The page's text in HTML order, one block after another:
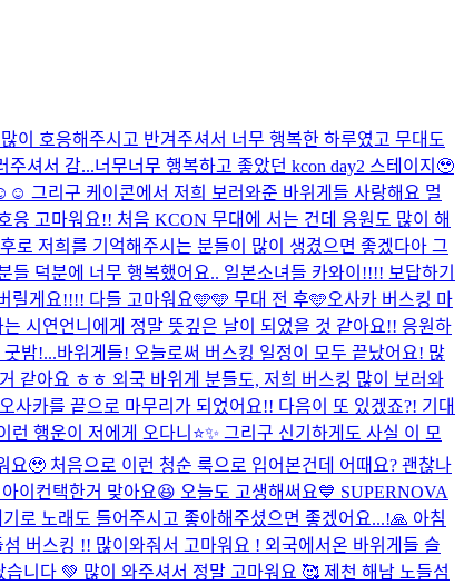
호응해주시고 반겨주셔서 너무 행복한 하루였고 무대도
주셔서 감...너무너무 행복하고 좋았던 kcon day2 스테이지🥹
그리구 케이콘에서 저희 보러와준 바위게들 사랑해요 멀
응 고마워요!! 처음 KCON 무대에 서는 건데 응원도 많이 해
저희를 기억해주시는 분들이 많이 생겼으면 좋겠다아 그
덕분에 너무 행복했어요.. 일본소녀들 카와이!!!! 보답하기
릴게요!!!! 다들 고마워요🩵🩵 무대 전 후🩵오사카 버스킹 마
시연언니에게 정말 뜻깊은 날이 되었을 것 같아요!! 응원하
밤!...바위게들! 오늘로써 버스킹 일정이 모두 끝났어요! 많
같아요 ㅎㅎ 외국 바위게 분들도, 저희 버스킹 많이 보러와
사카를 끝으로 마무리가 되었어요!! 다음이 또 있겠죠?! 기대
행운이 저에게 오다니⭐️✨ 그리구 신기하게도 사실 이 모
요🥹 처음으로 이런 청순 룩으로 입어본건데 어때요? 괜찮나
이컨택한거 맞아요😆 오늘도 고생해써요💙 SUPERNOVA
노래도 들어주시고 좋아해주셨으면 좋겠어요...!🙏 아침
버스킹 !! 많이와줘서 고마워요 ! 외국에서온 바위게들 슬
니다 💚 많이 와주셔서 정말 고마워요 🥰 제천 해남 노들섬